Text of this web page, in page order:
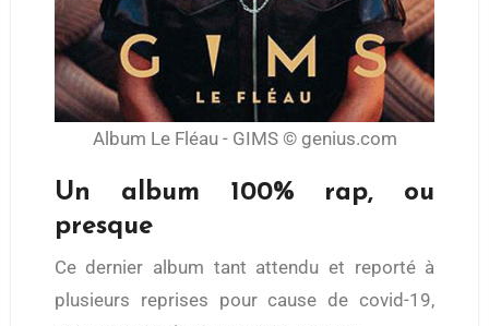
Album Le Fléau - GIMS © genius.com
Un album 100% rap, ou
presque
Ce dernier album tant attendu et reporté à
plusieurs reprises pour cause de covid-19,